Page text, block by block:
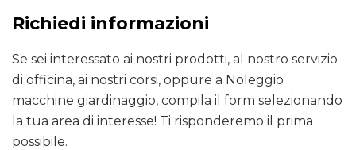
Richiedi informazioni
Se sei interessato ai nostri prodotti, al nostro servizio
di officina, ai nostri corsi, oppure a Noleggio
macchine giardinaggio, compila il form selezionando
la tua area di interesse! Ti risponderemo il prima
possibile.